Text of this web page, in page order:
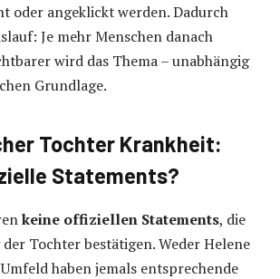
oder angeklickt werden. Dadurch
Je mehr Menschen danach
wird das Thema – unabhängig
Grundlage.
Tochter Krankheit:
Statements?
keine offiziellen Statements, die
Tochter bestätigen. Weder Helene
haben jemals entsprechende